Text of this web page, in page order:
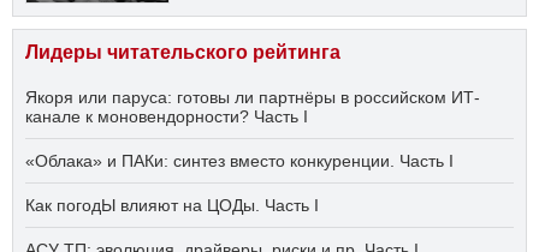
Лидеры читательского рейтинга
Якоря или паруса: готовы ли партнёры в российском ИТ-
канале к моновендорности? Часть I
«Облака» и ПАКи: синтез вместо конкуренции. Часть I
Как погодЫ влияют на ЦОДы. Часть I